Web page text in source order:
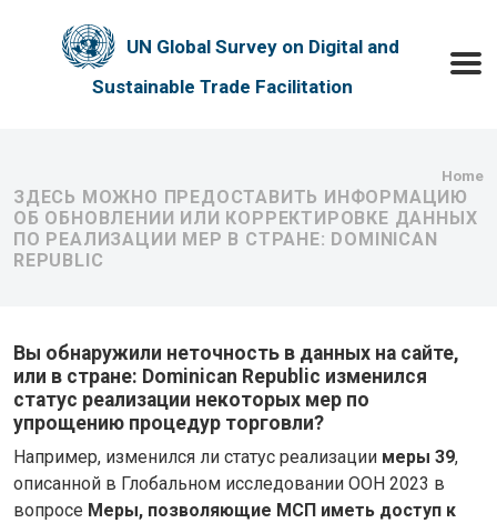
UN Global Survey on Digital and
Sustainable Trade Facilitation
Home
ЗДЕСЬ МОЖНО ПРЕДОСТАВИТЬ ИНФОРМАЦИЮ
ОБ ОБНОВЛЕНИИ ИЛИ КОРРЕКТИРОВКЕ ДАННЫХ
ПО РЕАЛИЗАЦИИ МЕР В СТРАНЕ: DOMINICAN
REPUBLIC
Вы обнаружили неточность в данных на сайте,
или в стране: Dominican Republic изменился
статус реализации некоторых мер по
упрощению процедур торговли?
Например, изменился ли статус реализации меры 39,
описанной в Глобальном исследовании ООН 2023 в
вопросе Меры, позволяющие МСП иметь доступ к